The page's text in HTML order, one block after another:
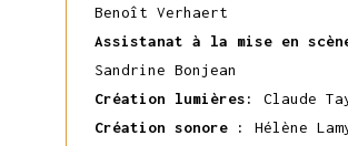
Benoît Verhaert
Assistanat à la mise en
Sandrine Bonjean
Création lumières:
Claude
Création sonore :
Hélène